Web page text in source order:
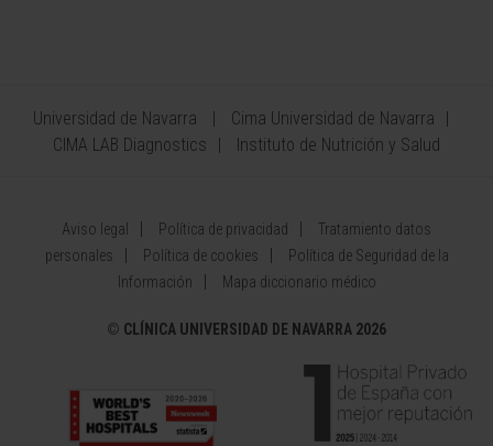
Universidad de Navarra
Cima Universidad de Navarra
CIMA LAB Diagnostics
Instituto de Nutrición y Salud
Aviso legal Política de privacidad
Tratamiento datos
personales
Política de cookies
Política de Seguridad de la
Información
Mapa diccionario médico
© CLÍNICA UNIVERSIDAD DE NAVARRA 2026